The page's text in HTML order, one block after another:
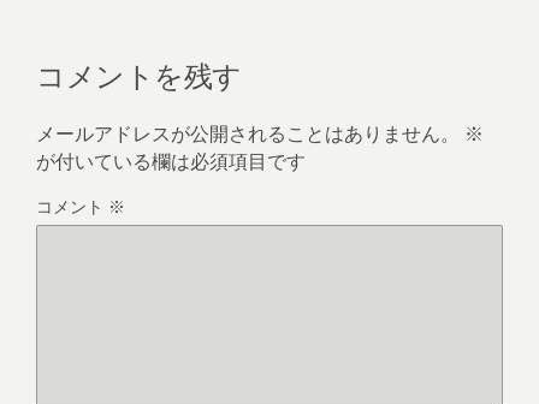
コメントを残す
メールアドレスが公開されることはありません。
※
が付いている欄は必須項目です
コメント ※